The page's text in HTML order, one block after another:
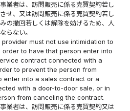
業者は、訪問販売に係る売買契約若し
せ、又は訪問販売に係る売買契約若し
の撤回若しくは解除を妨げるため、人
らない。
must not use intimidation to
to have that person enter into
contract connected with a
to prevent the person from
enter into a sales contract or a
with a door-to-door sale, or in
from canceling the contract.
業者は、訪問販売に係る売買契約又は